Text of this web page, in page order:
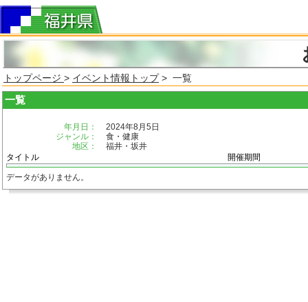
トップページ > イベント情報トップ> 一覧
一覧
年月日：
2024年8月5日
ジャンル：
食・健康
地区：
福井・坂井
タイトル
開催期間
データがありません。